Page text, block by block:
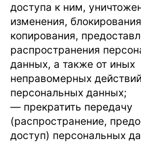
доступа к ним,
изменения,
копирования,
распространения
данных, а также от иных
неправомерных
персональных данных;
— прекратить передачу
(распространение,
доступ) персональных